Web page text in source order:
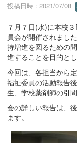
投稿日時 : 2021/07/08
７月７日(水)に本校
員会が開催されまし
持増進を図るための
進することを目的とし
今回は、各担当から
福祉委員の活動報告
生、学校薬剤師の引
会の詳しい報告は、
ます。